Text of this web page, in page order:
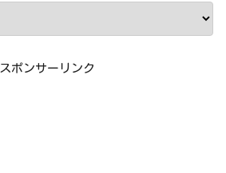
スポンサーリンク